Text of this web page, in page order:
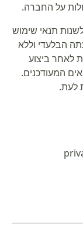
על החברה.
תנאי שימוש
הבלעדי וללא
לאחר ביצוע
המעודכנים.
לעת.